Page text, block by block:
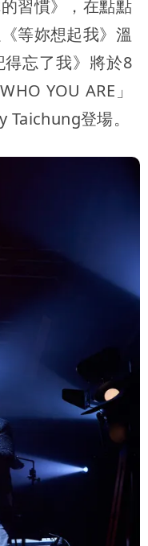
習慣》，在點點
等妳想起我》溫
忘了我》將於8
YOU ARE」
登場。